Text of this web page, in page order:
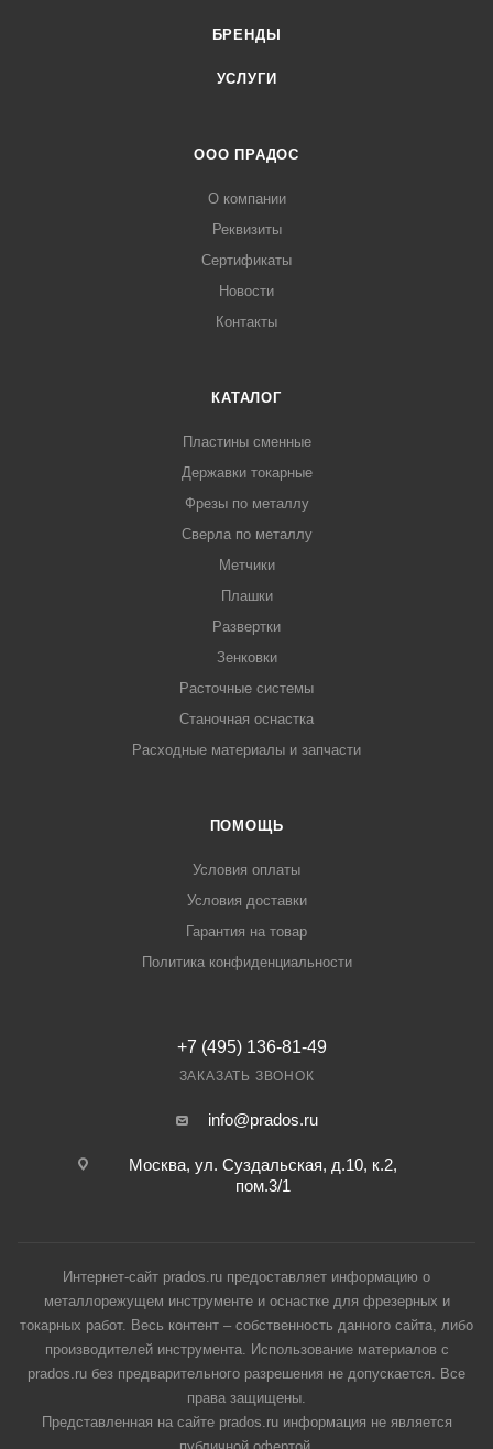
БРЕНДЫ
УСЛУГИ
ООО ПРАДОС
О компании
Реквизиты
Сертификаты
Новости
Контакты
КАТАЛОГ
Пластины сменные
Державки токарные
Фрезы по металлу
Сверла по металлу
Метчики
Плашки
Развертки
Зенковки
Расточные системы
Станочная оснастка
Расходные материалы и запчасти
ПОМОЩЬ
Условия оплаты
Условия доставки
Гарантия на товар
Политика конфиденциальности
+7 (495) 136-81-49
ЗАКАЗАТЬ ЗВОНОК
info@prados.ru
Москва, ул. Суздальская, д.10, к.2,
пом.3/1
Интернет-сайт prados.ru предоставляет информацию о
металлорежущем инструменте и оснастке для фрезерных и
токарных работ. Весь контент – собственность данного сайта, либо
производителей инструмента. Использование материалов с
prados.ru без предварительного разрешения не допускается. Все
права защищены.
Представленная на сайте prados.ru информация не является